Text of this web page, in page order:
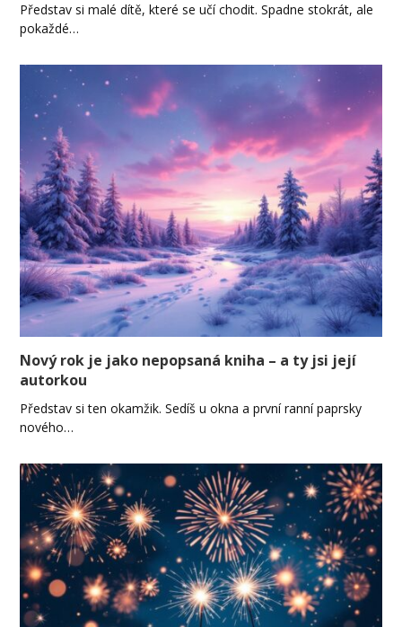
Představ si malé dítě, které se učí chodit. Spadne stokrát, ale
pokaždé…
Nový rok je jako nepopsaná kniha – a ty jsi její
autorkou
Představ si ten okamžik. Sedíš u okna a první ranní paprsky
nového…